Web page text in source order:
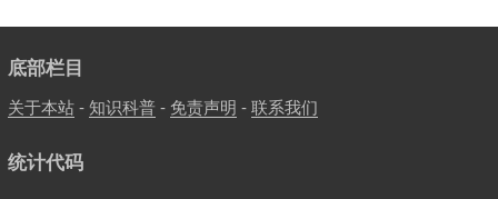
底部栏目
关于本站- 知识科普- 免责声明 - 联系我们
统计代码